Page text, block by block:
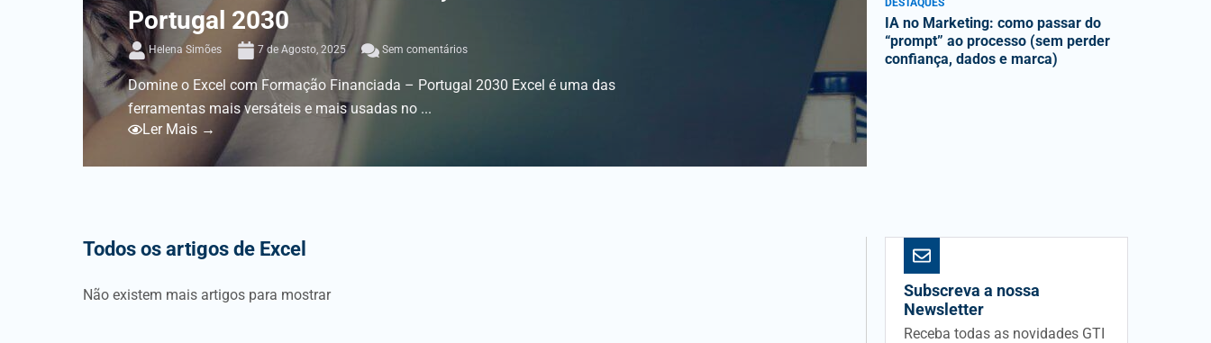
Portugal 2030
Helena Simões 7 de Agosto, 2025 Sem comentários
Domine o Excel com Formação Financiada – Portugal 2030 Excel é uma das
ferramentas mais versáteis e mais usadas no ...
Ler Mais →
DESTAQUES
IA no Marketing: como passar do
“prompt” ao processo (sem perder
confiança, dados e marca)
Todos os artigos de Excel
Não existem mais artigos para mostrar
Subscreva a nossa
Newsletter
Receba todas as novidades GTI